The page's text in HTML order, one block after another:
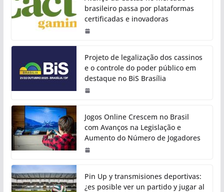
brasileiro passa por plataformas
certificadas e inovadoras
Projeto de legalização dos cassinos
e o controle do poder público em
destaque no BiS Brasília
Jogos Online Crescem no Brasil
com Avanços na Legislação e
Aumento do Número de Jogadores
Pin Up y transmisiones deportivas:
¿es posible ver un partido y jugar al